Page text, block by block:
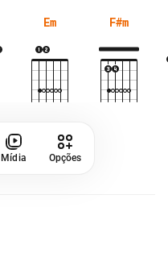
Em F#m
Mídia Opções